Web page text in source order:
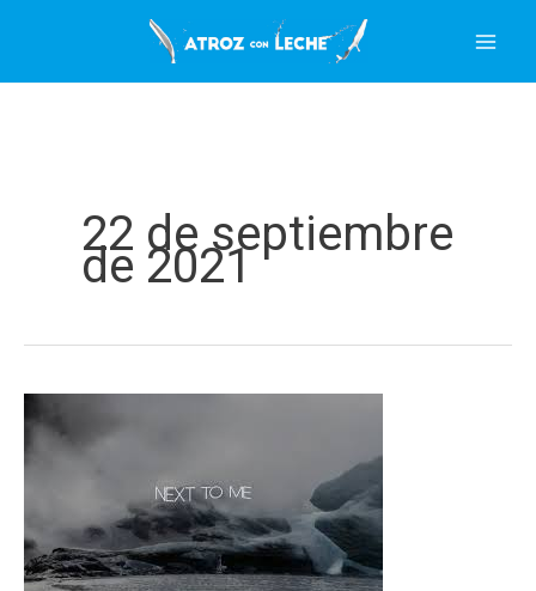
contenido
22 de septiembre
de 2021